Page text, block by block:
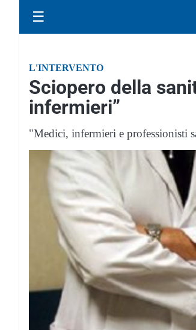
☰
L'INTERVENTO
Sciopero della
infermieri”
"Medici, infermieri e professionisti